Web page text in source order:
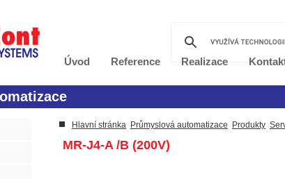
Úvod Reference Realizace
Hlavní stránka Průmyslová automatizace Produkty
MR-J4-A /B (200V)